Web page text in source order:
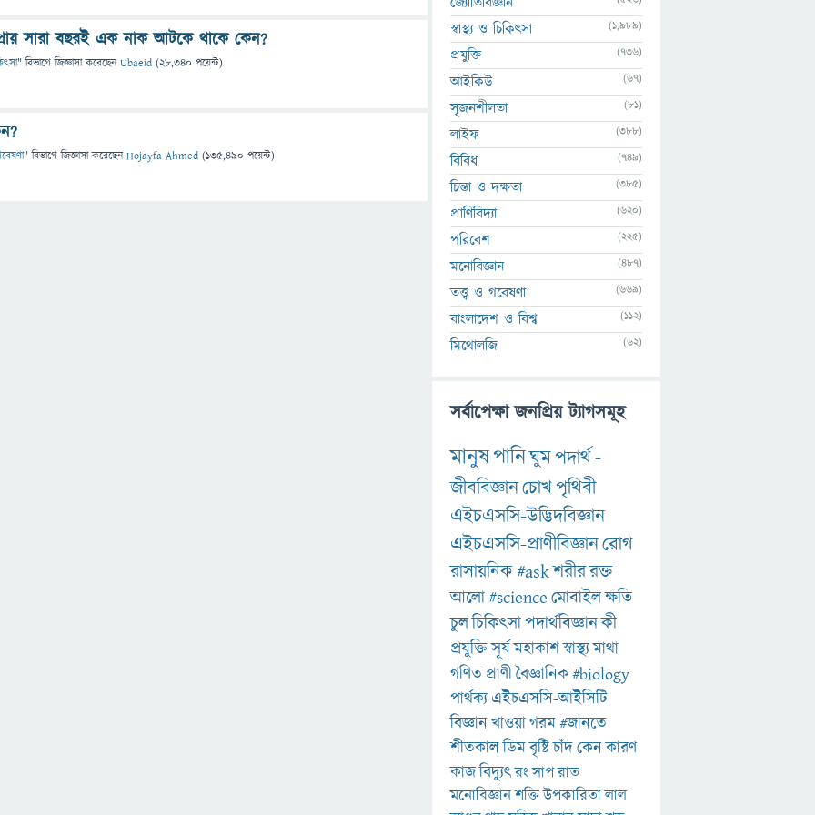
সারা বছরই এক নাক আটকে থাকে কেন?
" বিভাগে জিজ্ঞাসাকরেছেনUbaeid (28,340 পয়েন্ট)
" বিভাগে জিজ্ঞাসাকরেছেনHojayfa Ahmed (135,490 পয়েন্ট)
স্বাস্থ্য ও চিকিৎসা (1,989)
প্রযুক্তি (736)
আইকিউ (67)
সৃজনশীলতা (81)
লাইফ (388)
বিবিধ (749)
চিন্তা ও দক্ষতা (385)
প্রাণিবিদ্যা (620)
পরিবেশ (225)
মনোবিজ্ঞান (487)
তত্ত্ব ও গবেষণা (669)
বাংলাদেশ ও বিশ্ব (112)
মিথোলজি (62)
সর্বাপেক্ষা জনপ্রিয় ট্যাগসমূহ
মানুষপানিঘুমপদার্থ-
জীববিজ্ঞানচোখপৃথিবী
এইচএসসি-উদ্ভিদবিজ্ঞান
এইচএসসি-প্রাণীবিজ্ঞানরোগ
রাসায়নিক#askশরীররক্ত
আলো#scienceমোবাইলক্ষতি
চুলচিকিৎসাপদার্থবিজ্ঞানকী
প্রযুক্তিসূর্যমহাকাশস্বাস্থ্যমাথা
গণিত প্রাণীবৈজ্ঞানিক#biology
পার্থক্য এইচএসসি-আইসিটি
বিজ্ঞানখাওয়াগরম#জানতে
শীতকালডিমবৃষ্টিচাঁদকেনকারণ
কাজবিদ্যুৎরংসাপরাত
মনোবিজ্ঞানশক্তিউপকারিতালাল